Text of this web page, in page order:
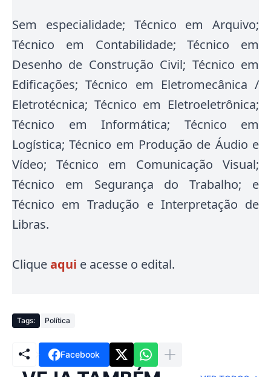
Sem especialidade; Técnico em Arquivo;
Técnico em Contabilidade; Técnico em
Desenho de Construção Civil; Técnico em
Edificações; Técnico em Eletromecânica /
Eletrotécnica; Técnico em Eletroeletrônica;
Técnico em Informática; Técnico em
Logística; Técnico em Produção de Áudio e
Vídeo; Técnico em Comunicação Visual;
Técnico em Segurança do Trabalho; e
Técnico em Tradução e Interpretação de
Libras.
Cliqueaqui e acesse o edital.
Tags: Política
Facebook